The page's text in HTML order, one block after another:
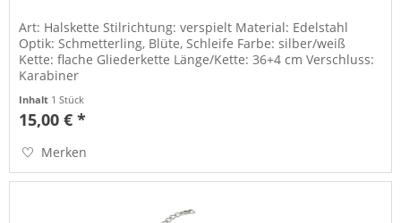
Art: Halskette Stilrichtung: verspielt Material: Edelstahl
Optik: Schmetterling, Blüte, Schleife Farbe: silber/weiß
Kette: flache Gliederkette Länge/Kette: 36+4 cm Verschluss:
Karabiner
Inhalt 1 Stück
15,00 € *
Merken